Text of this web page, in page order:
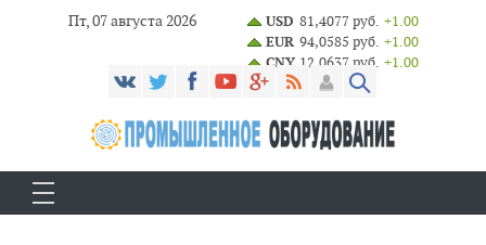
Пт, 07 августа 2026 USD 81,4077 руб. +1.00
EUR 94,0585 руб. +1.00
CNY 12,0637 руб. +1.00